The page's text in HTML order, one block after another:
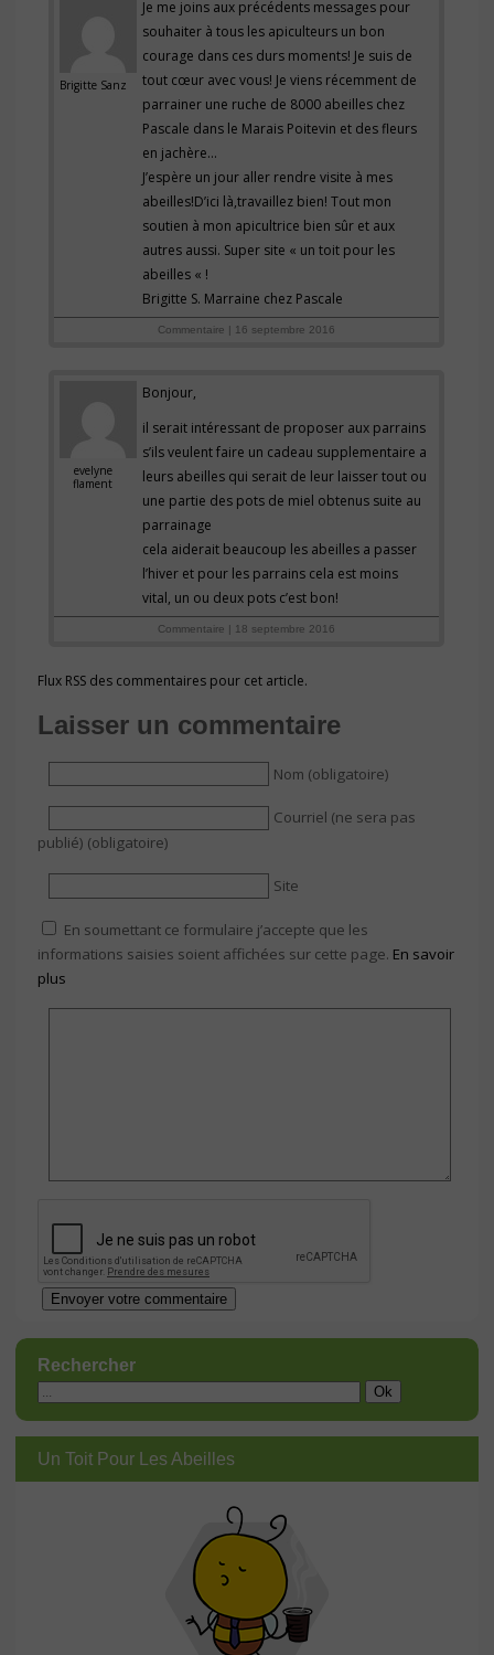
Brigitte Sanz
Je me joins aux précédents messages pour
souhaiter à tous les apiculteurs un bon
courage dans ces durs moments! Je suis de
tout cœur avec vous! Je viens récemment de
parrainer une ruche de 8000 abeilles chez
Pascale dans le Marais Poitevin et des fleurs
en jachère…
J’espère un jour aller rendre visite à mes
abeilles!D’ici là,travaillez bien! Tout mon
soutien à mon apicultrice bien sûr et aux
autres aussi. Super site « un toit pour les
abeilles « !
Brigitte S. Marraine chez Pascale
Commentaire | 16 septembre 2016
evelyne
flament
Bonjour,
il serait intéressant de proposer aux parrains
s’ils veulent faire un cadeau supplementaire a
leurs abeilles qui serait de leur laisser tout ou
une partie des pots de miel obtenus suite au
parrainage
cela aiderait beaucoup les abeilles a passer
l’hiver et pour les parrains cela est moins
vital, un ou deux pots c’est bon!
Commentaire | 18 septembre 2016
Flux RSS des commentaires pour cet article.
Laisser un commentaire
Nom (obligatoire)
Courriel (ne sera pas
publié) (obligatoire)
Site
En soumettant ce formulaire j’accepte que les
informations saisies soient affichées sur cette page. En savoir
plus
Rechercher
Un Toit Pour Les Abeilles